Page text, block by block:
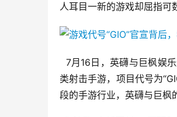
人耳目一新的游戏却屈指可
7月16日，英礴与巨枫娱
类射击手游，项目代号为
段的手游行业，英礴与巨枫